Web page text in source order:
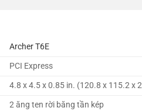
Archer T6E
PCI Express
4.8 x 4.5 x 0.85 in. (120.8 x 115.2 x
2 ăng ten rời băng tần kép